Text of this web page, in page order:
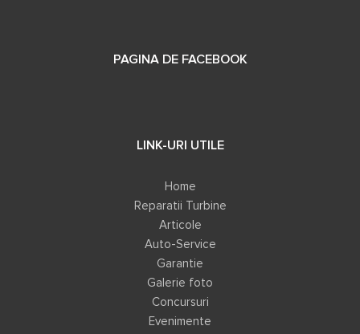
PAGINA DE FACEBOOK
LINK-URI UTILE
Home
Reparatii Turbine
Articole
Auto-Service
Garantie
Galerie foto
Concursuri
Evenimente